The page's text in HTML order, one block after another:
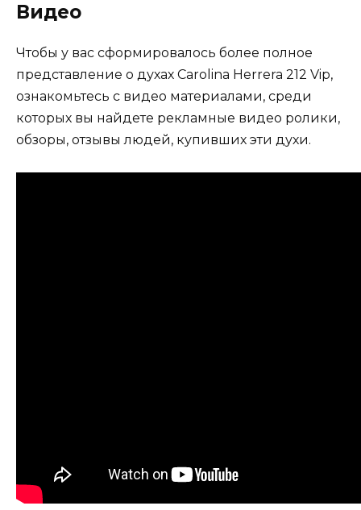
Видео
Чтобы у вас сформировалось более полное
представление о духах Carolina Herrera 212 Vip,
ознакомьтесь с видео материалами, среди
которых вы найдете рекламные видео ролики,
обзоры, отзывы людей, купивших эти духи.